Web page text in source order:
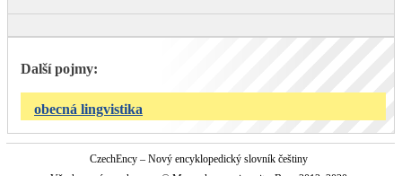
Další pojmy:
obecná lingvistika
CzechEncy – Nový encyklopedický slovník češtiny